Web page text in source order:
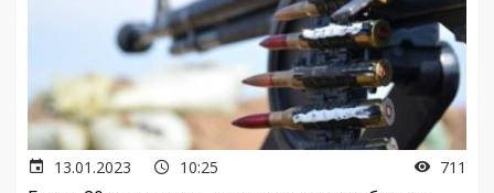
13.01.2023 10:25 711